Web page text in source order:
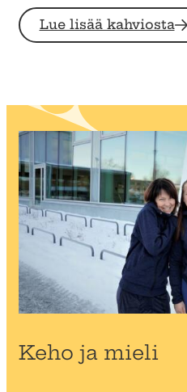
Lue lisää kahviosta
Keho ja mieli